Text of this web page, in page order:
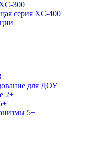
300
серия XC-400
для ДОУ
2+
5+